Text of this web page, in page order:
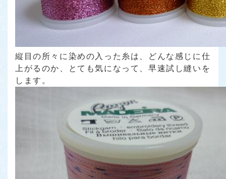
縦目の所々に染めの入った糸は、どんな感じに仕
上がるのか、とても気になって、早速試し縫いを
します。